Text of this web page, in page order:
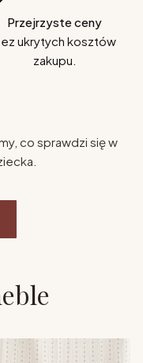
Przejrzyste ceny
ukrytych kosztów
zakupu.
co sprawdzi się w